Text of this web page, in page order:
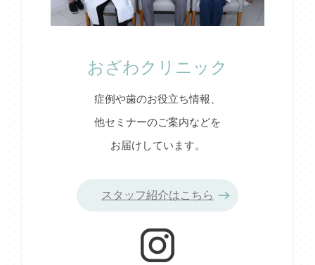
おざわクリニック
症例や歯のお役立ち情報、
他セミナーのご案内などを
お届けしています。
スタッフ紹介はこちら